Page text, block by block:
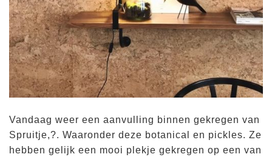
Vandaag weer een aanvulling binnen gekregen van
Spruitje,?. Waaronder deze botanical en pickles. Ze
hebben gelijk een mooi plekje gekregen op een van